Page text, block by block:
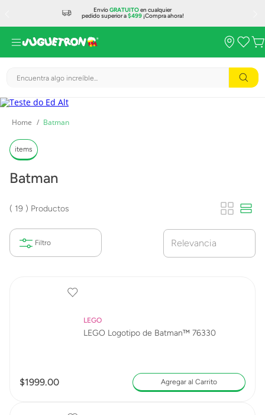
EnvíoGRATUITOen cualquier
pedido superior a$499¡Compra ahora!
Encuentra algo increíble...
Batman
items
Batman
19 Productos
Relevancia
LEGO
LEGO Logotipo de Batman™ 76330
$1999.00 Agregar al Carrito